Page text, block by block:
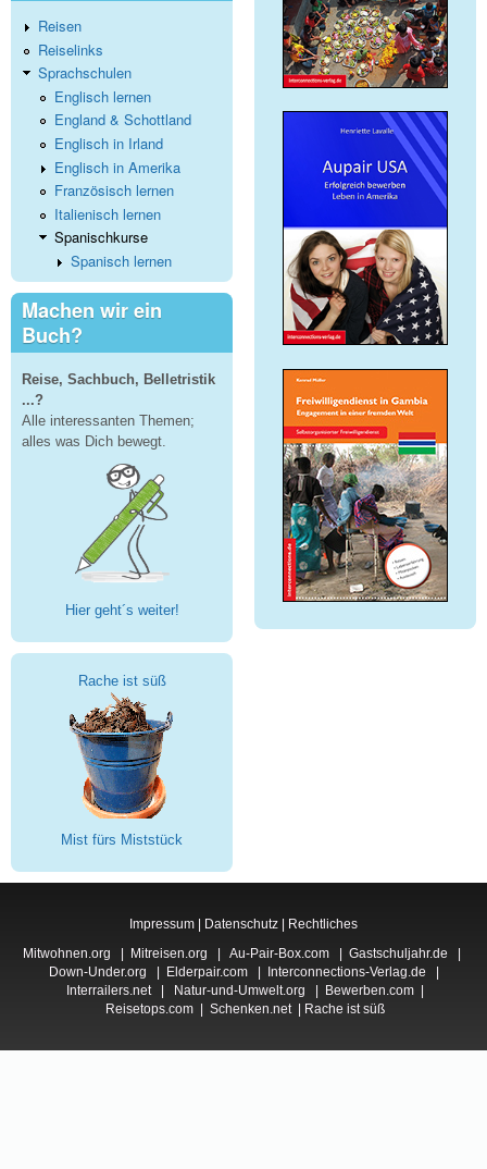
Reisen
Reiselinks
Sprachschulen
Englisch lernen
England & Schottland
Englisch in Irland
Englisch in Amerika
Französisch lernen
Italienisch lernen
Spanischkurse
Spanisch lernen
Machen wir ein
Buch?
Reise, Sachbuch, Belletristik
...?
Alle interessanten Themen;
alles was Dich bewegt.
Hier geht´s weiter!
Rache ist süß
Mist fürs Miststück
Impressum Datenschutz
Rechtliches
Mitwohnen.org | Mitreisen.org | Au-Pair-Box.com | Gastschuljahr.de |
Down-Under.org | Elderpair.com| Interconnections-Verlag.de |
Interrailers.net | Natur-und-Umwelt.org | Bewerben.com |
Reisetops.com | Schenken.net | Rache ist süß